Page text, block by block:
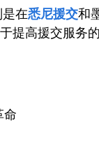
在悉尼援交和
提高援交服务
命